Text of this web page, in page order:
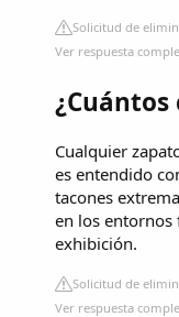
Solicitud de
Ver respuesta
Cualquier
es entendido
tacones
en los entornos
exhibición.
Solicitud de
Ver respuesta